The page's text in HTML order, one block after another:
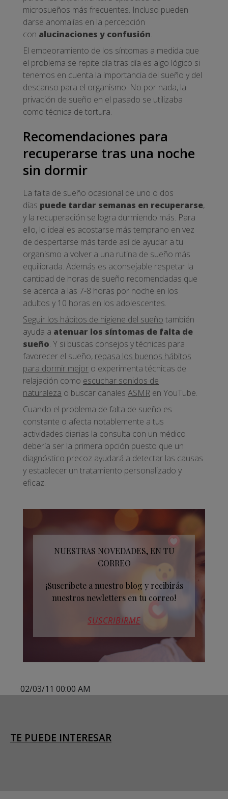
microsueños más frecuentes. Incluso pueden
darse anomalías en la percepción
con alucinaciones y confusión.
El empeoramiento de los síntomas a medida que
el problema se repite día tras día es algo lógico si
tenemos en cuenta la importancia del sueño y del
descanso para el organismo. No por nada, la
privación de sueño en el pasado se utilizaba
como técnica de tortura.
Recomendaciones para
recuperarse tras una noche
sin dormir
La falta de sueño ocasional de uno o dos
días puede tardar semanas en recuperarse,
y la recuperación se logra durmiendo más. Para
ello, lo ideal es acostarse más temprano en vez
de despertarse más tarde así de ayudar a tu
organismo a volver a una rutina de sueño más
equilibrada. Además es aconsejable respetar la
cantidad de horas de sueño recomendadas que
se acerca a las 7-8 horas por noche en los
adultos y 10 horas en los adolescentes.
Seguir los hábitos de higiene del sueño también
ayuda a atenuar los síntomas de falta de
sueño. Y si buscas consejos y técnicas para
favorecer el sueño, repasa los buenos hábitos
para dormir mejor o experimenta técnicas de
relajación como escuchar sonidos de
naturaleza o buscar canales ASMR en YouTube.
Cuando el problema de falta de sueño es
constante o afecta notablemente a tus
actividades diarias la consulta con un médico
debería ser la primera opción puesto que un
diagnóstico precoz ayudará a detectar las causas
y establecer un tratamiento personalizado y
eficaz.
NUESTRAS NOVEDADES, EN TU
CORREO
¡Suscríbete a nuestro blog y recibirás
nuestros newletters en tu correo!
SUSCRIBIRME
02/03/11 00:00 AM
TE PUEDE INTERESAR